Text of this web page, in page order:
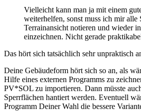
Vielleicht kann man ja mit einem
weiterhelfen, sonst muss ich mir
Terrainansicht notieren und wieder
einzeichnen. Nicht gerade
Das hört sich tatsächlich sehr unpraktisch
Deine Gebäudeform hört sich so an, als
Hilfe eines externen Programms zu
PV*SOL zu importieren. Dann müsste
Sperrflächen hantiert werden. Eventuell
Programm Deiner Wahl die bessere